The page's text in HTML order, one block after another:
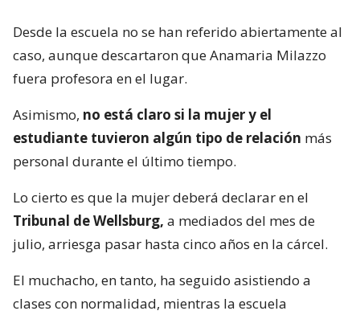
Desde la escuela no se han referido abiertamente al
caso, aunque descartaron que Anamaria Milazzo
fuera profesora en el lugar.
Asimismo, no está claro si la mujer y el
estudiante tuvieron algún tipo de relación más
personal durante el último tiempo.
Lo cierto es que la mujer deberá declarar en el
Tribunal de Wellsburg, a mediados del mes de
julio, arriesga pasar hasta cinco años en la cárcel.
El muchacho, en tanto, ha seguido asistiendo a
clases con normalidad, mientras la escuela